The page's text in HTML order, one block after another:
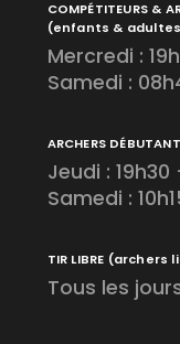
COMPÉTITEURS &
(enfants &
Mercredi :
Samedi :
ARCHERS
Jeudi : 19h30
Samedi :
TIR LIBRE (archers
Tous les